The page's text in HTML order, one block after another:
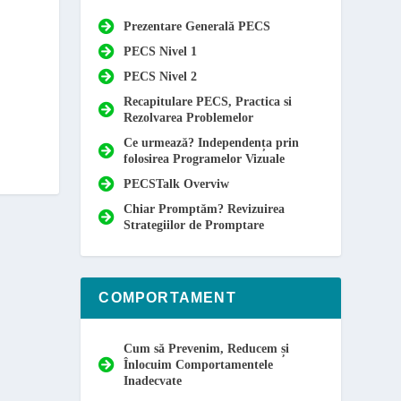
Prezentare Generală PECS
PECS Nivel 1
PECS Nivel 2
Recapitulare PECS, Practica si
Rezolvarea Problemelor
Ce urmează? Independența prin
folosirea Programelor Vizuale
PECSTalk Overviw
Chiar Promptăm? Revizuirea
Strategiilor de Promptare
COMPORTAMENT
Cum să Prevenim, Reducem și
Înlocuim Comportamentele
Inadecvate